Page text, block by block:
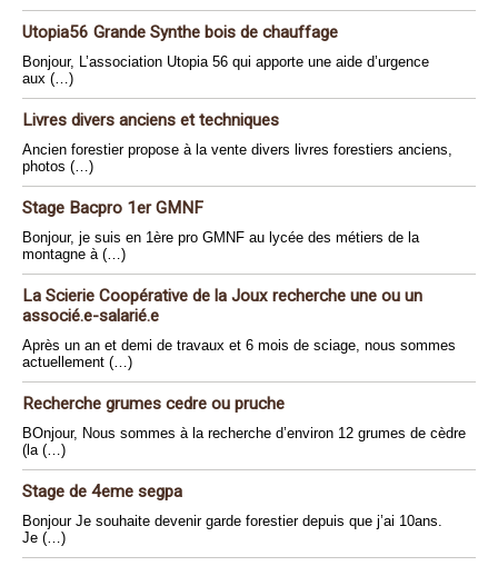
Utopia56 Grande Synthe bois de chauffage
Bonjour, L’association Utopia 56 qui apporte une aide d’urgence
aux (…)
Livres divers anciens et techniques
Ancien forestier propose à la vente divers livres forestiers anciens,
photos (…)
Stage Bacpro 1er GMNF
Bonjour, je suis en 1ère pro GMNF au lycée des métiers de la
montagne à (…)
La Scierie Coopérative de la Joux recherche une ou un
associé.e-salarié.e
Après un an et demi de travaux et 6 mois de sciage, nous sommes
actuellement (…)
Recherche grumes cedre ou pruche
BOnjour, Nous sommes à la recherche d’environ 12 grumes de cèdre
(la (…)
Stage de 4eme segpa
Bonjour Je souhaite devenir garde forestier depuis que j’ai 10ans.
Je (…)